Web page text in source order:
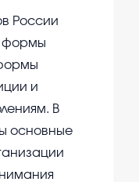
России
формы
и
В
основные